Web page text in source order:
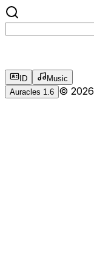
ID
Music
Auracles 1.6 © 2026